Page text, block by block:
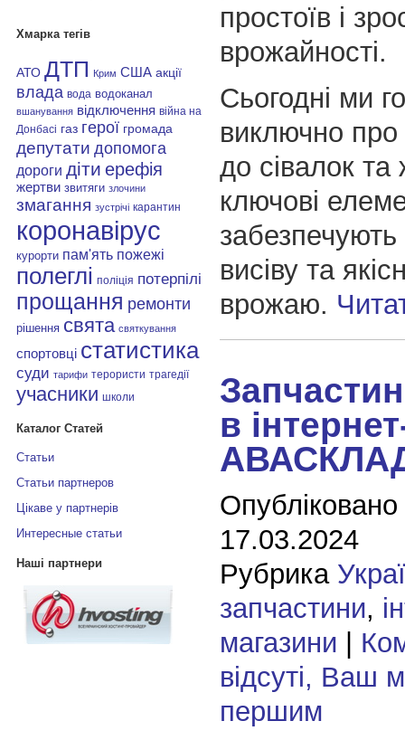
Хмарка тегів
АТО ДТП Крим США акції
влада вода водоканал
вшанування відключення війна на
Донбасі газ герої громада
депутати допомога
дороги діти ерефія
жертви звитяги злочини
змагання зустрічі карантин
коронавірус
курорти пам'ять пожежі
полеглі поліція потерпілі
прощання ремонти
рішення свята святкування
спортовці статистика
суди тарифи терористи трагедії
учасники школи
Каталог Статей
Статьи
Статьи партнеров
Цікаве у партнерів
Интересные статьи
Наші партнери
простоїв і
врожайності.
Сьогодні ми
виключно про
до сівалок
ключові
забезпечують
висіву та
врожаю.
в
17.03.2024
Рубрика
запчастини,
магазини |
відсуті, Ваш
першим